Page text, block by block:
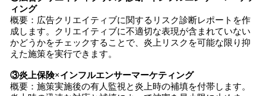
ィング
概要：広告クリエイティブに関するリスク診断レポートを作
成します。クリエイティブに不適切な表現が含まれていない
かどうかをチェックすることで、炎上リスクを可能な限り抑
えた施策を実行できます。
③炎上保険×インフルエンサーマーケティング
概要：施策実施後の有人監視と炎上時の補填を付帯します。